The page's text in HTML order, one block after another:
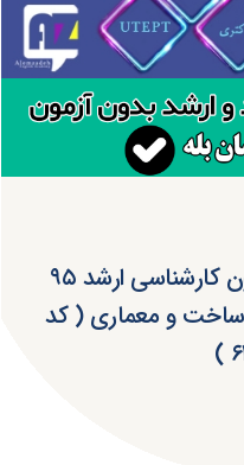
دانلود دفترچه سوالات آزمون کارشناسی ارشد ۹۵
و معماری ( کد